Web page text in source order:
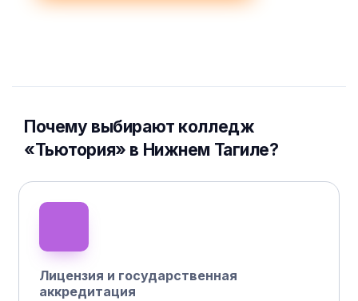
Почему выбирают колледж
«Тьютория» в Нижнем Тагиле?
Лицензия и государственная
аккредитация